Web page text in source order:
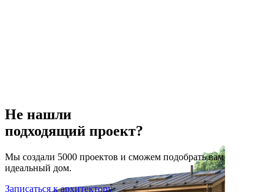
Не нашли
подходящий проект?
Мы создали 5000 проектов и сможем подобрать вам
идеальный дом.
Записаться к архитектору